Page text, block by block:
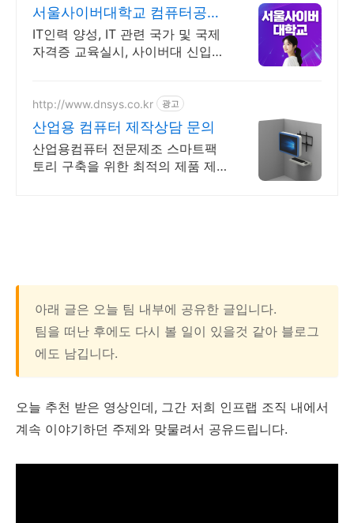
서울사이버대학교 컴퓨터공학
과 2026 가을학기 신편입생
IT인력 양성, IT 관련 국가 및 국제
자격증 교육실시, 사이버대 신입생
http://www.dnsys.co.kr 광고
산업용 컴퓨터 제작상담 문의
산업용컴퓨터 전문제조 스마트팩
토리 구축을 위한 최적의 제품 제
아래 글은 오늘 팀 내부에 공유한 글입니다.
팀을 떠난 후에도 다시 볼 일이 있을것 같아 블로그
에도 남깁니다.
오늘 추천 받은 영상인데, 그간 저희 인프랩 조직 내에서
계속 이야기하던 주제와 맞물려서 공유드립니다.